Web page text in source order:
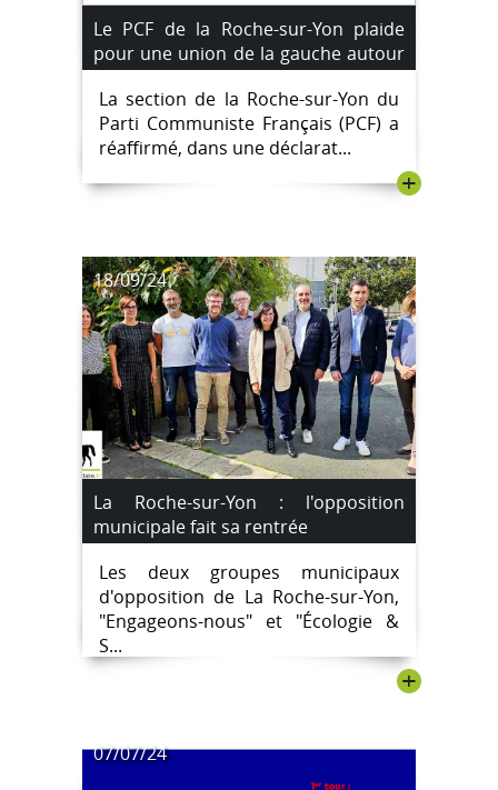
Le PCF de la Roche-sur-Yon plaide
pour une union de la gauche autour
de sept exigences clés pour les
municipales 2026
La section de la Roche-sur-Yon du
Parti Communiste Français (PCF) a
réaffirmé, dans une déclarat...
+
18/09/24
La Roche-sur-Yon : l'opposition
municipale fait sa rentrée
Les deux groupes municipaux
d'opposition de La Roche-sur-Yon,
"Engageons-nous" et "Écologie &
S...
+
07/07/24